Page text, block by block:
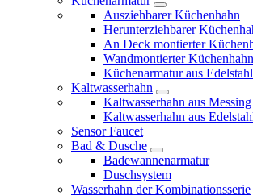
Ausziehbarer Küchenhahn
Herunterziehbarer
An Deck montierter
Wandmontierter Küchenhahn
Küchenarmatur aus Edelstahl
Kaltwasserhahn
Kaltwasserhahn aus Messing
Kaltwasserhahn aus
Sensor Faucet
Bad & Dusche
Badewannenarmatur
Duschsystem
Wasserhahn der Kombinationsserie